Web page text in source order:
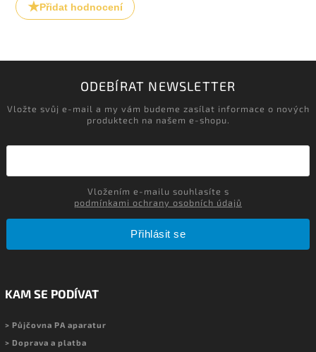
Přidat hodnocení
ODEBÍRAT NEWSLETTER
Vložte svůj e-mail a my vám budeme zasílat informace o nových
produktech na našem e-shopu.
podmínkami ochrany osobních údajů
Přihlásit se
KAM SE PODÍVAT
> Půjčovna PA aparatur
> Doprava a platba